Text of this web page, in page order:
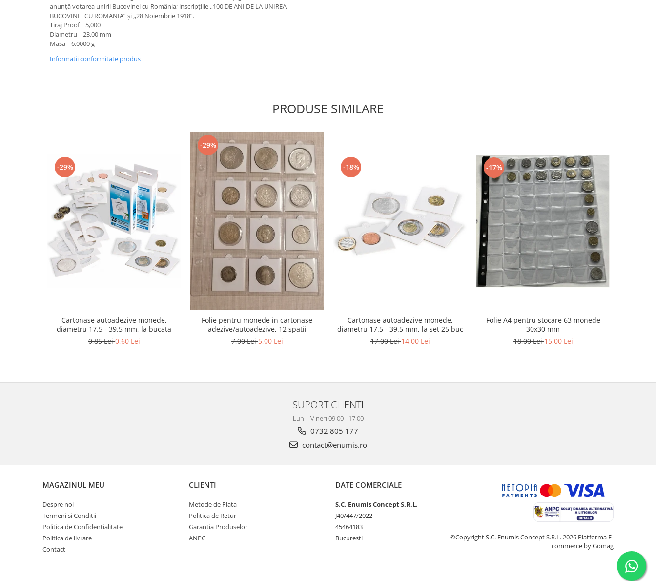
Gradate PMG
Accesorii filatelie
Timbre si coli Romania
anunță votarea unirii Bucovinei cu România; inscripțiile ,,100 DE ANI DE LA UNIREA
BUCOVINEI CU ROMANIA” și ,,28 Noiembrie 1918”.
Tiraj Proof 5,000
Diametru 23.00 mm
Masa 6.0000 g
Informatii conformitate produs
PRODUSE SIMILARE
-29%
Cartonase autoadezive monede,
diametru 17.5 - 39.5 mm, la bucata
0,85 Lei0,60 Lei
-29%
Folie pentru monede in cartonase
adezive/autoadezive, 12 spatii
7,00 Lei5,00 Lei
-18%
Cartonase autoadezive monede,
diametru 17.5 - 39.5 mm, la set 25 buc
17,00 Lei14,00 Lei
-17%
Folie A4 pentru stocare 63 monede
30x30 mm
18,00 Lei15,00 Lei
SUPORT CLIENTI
Luni - Vineri 09:00 - 17:00
0732 805 177
contact@enumis.ro
MAGAZINUL MEU
Despre noi
Termeni si Conditii
Politica de Confidentialitate
Politica de livrare
Contact
CLIENTI
Metode de Plata
Politica de Retur
Garantia Produselor
ANPC
DATE COMERCIALE
S.C. Enumis Concept S.R.L.
J40/447/2022
45464183
Bucuresti
©Copyright S.C. Enumis Concept S.R.L. 2026 Platforma E-
commerce by Gomag